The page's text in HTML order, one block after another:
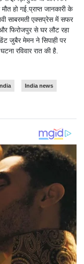
हो गई.प्राप्त जानकारी के
साबरमती एक्सप्रेस में सफर
फिरोजपुर से घर लौट रहा
जुबैर मेमन ने सिपाही पर
रविवार रात की है.
India news